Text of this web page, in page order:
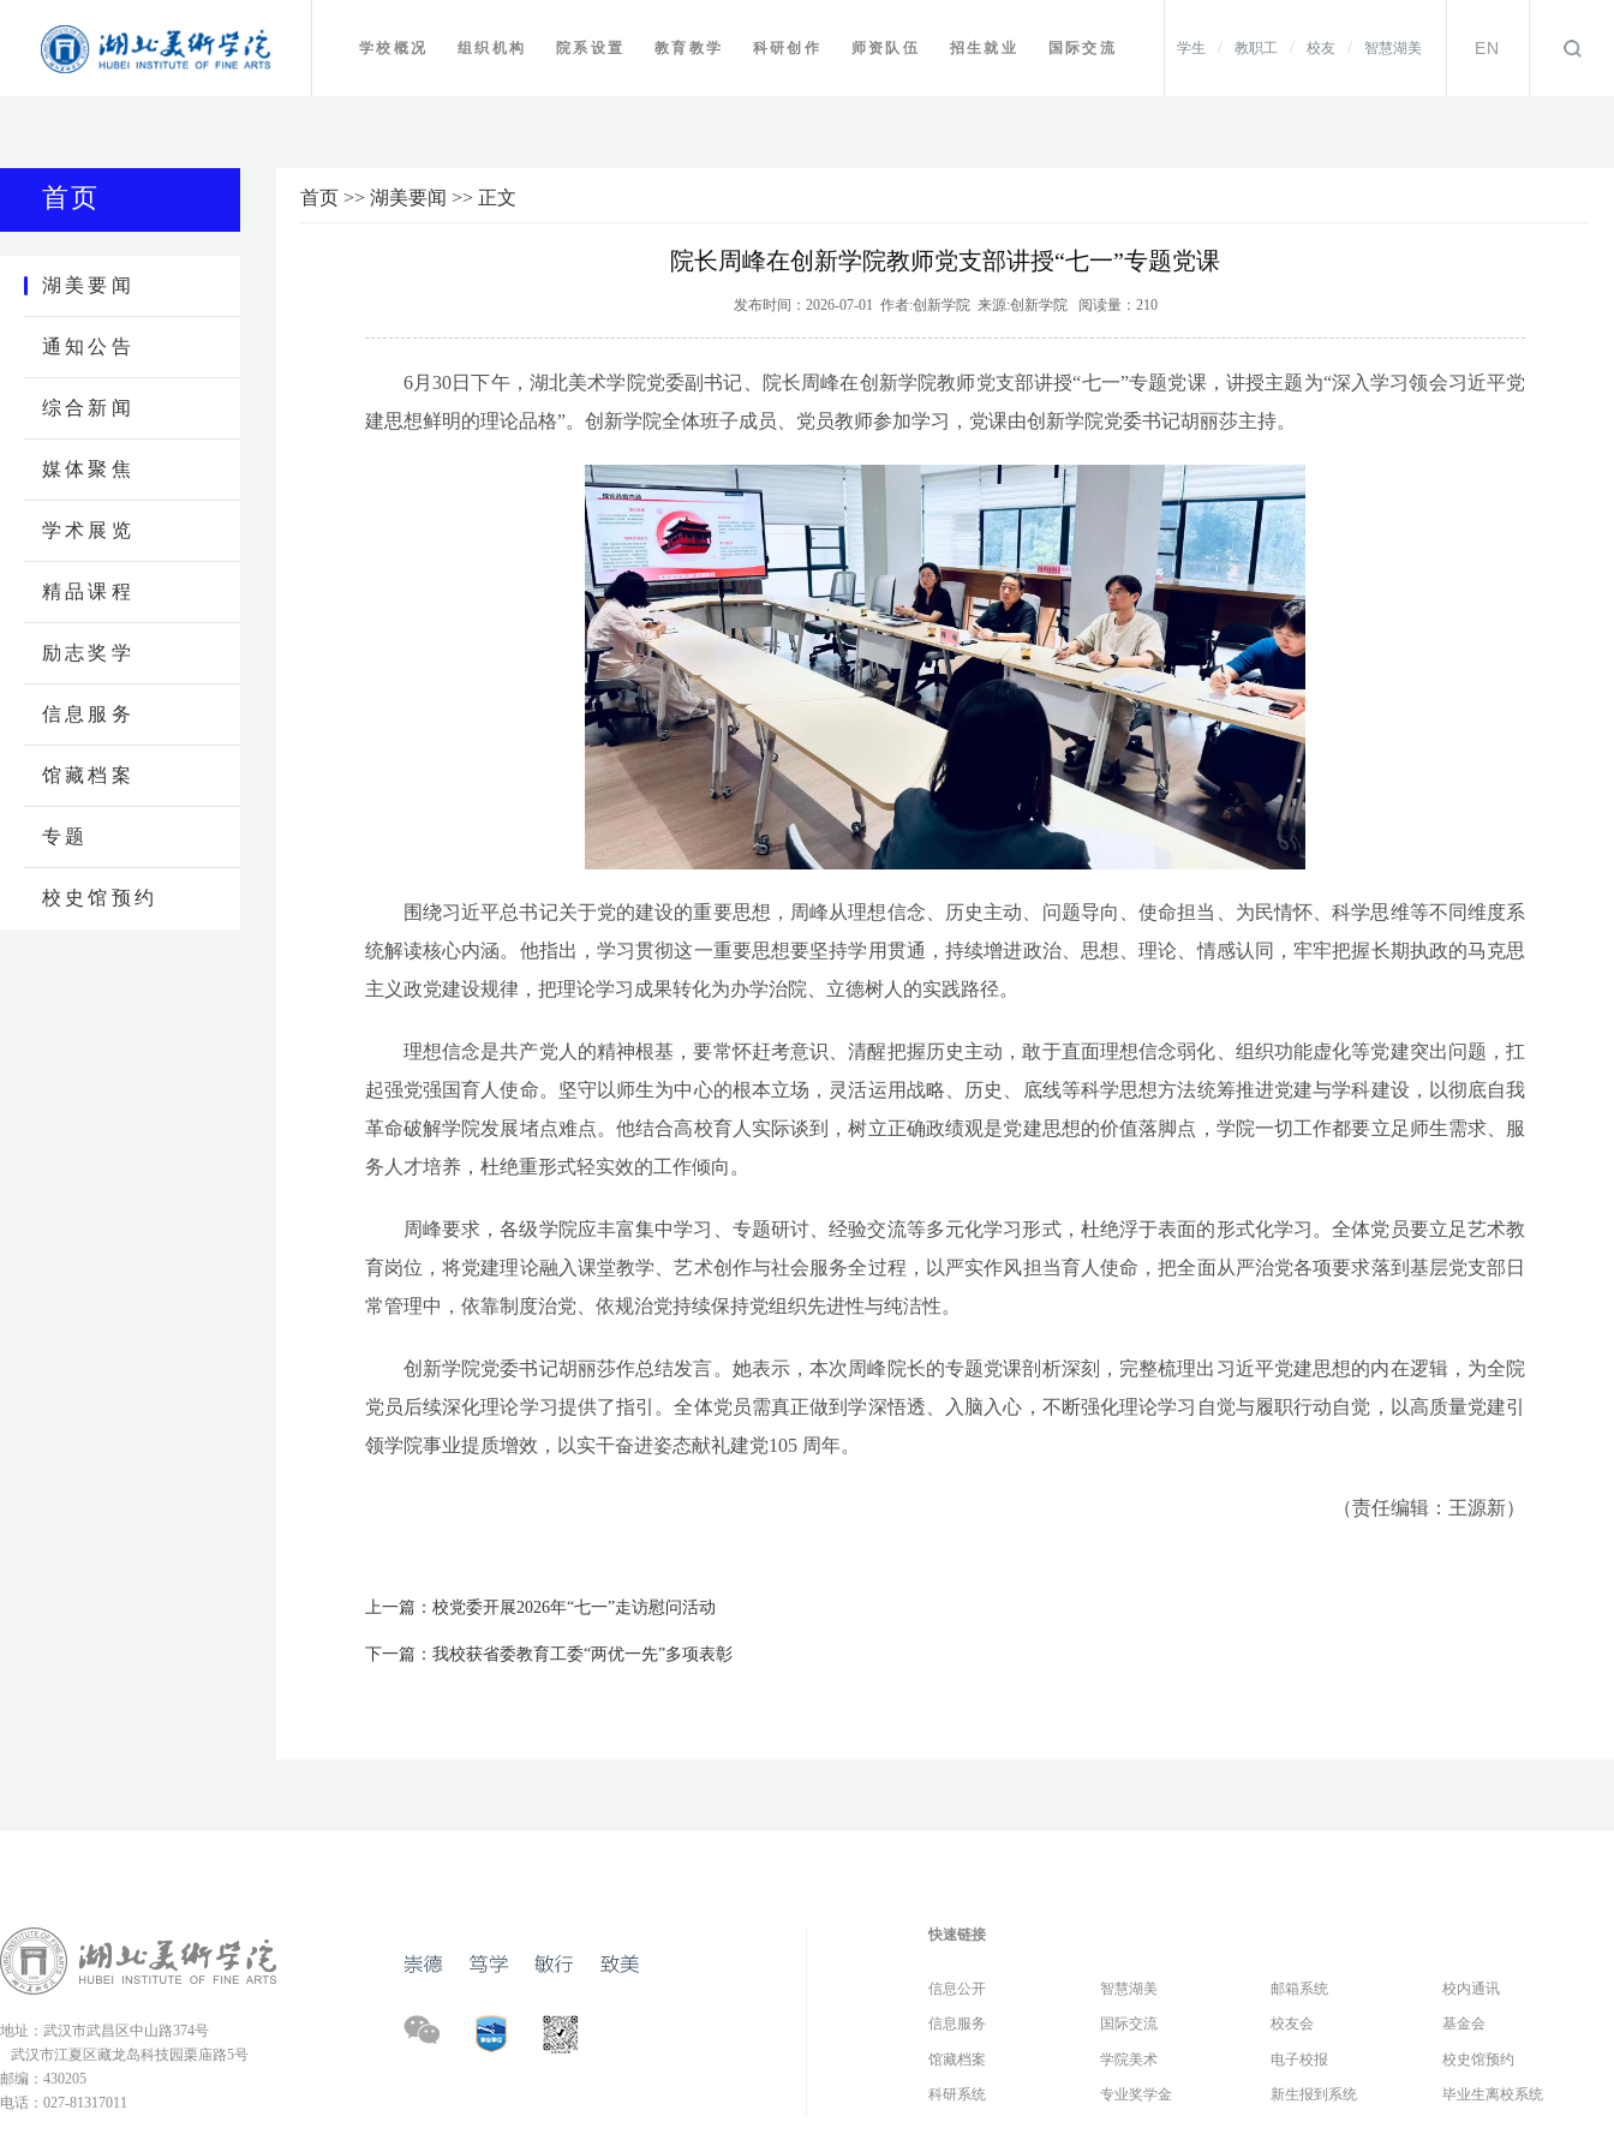
学校概况 组织机构 院系设置 教育教学 科研创作 师资队伍 招生就业 国际交流 学生 / 教职工 / 校友 / 智慧湖美 EN
首页
湖美要闻
通知公告
综合新闻
媒体聚焦
学术展览
精品课程
励志奖学
信息服务
馆藏档案
专题
校史馆预约
首页 >> 湖美要闻 >> 正文
院长周峰在创新学院教师党支部讲授“七一”专题党课
发布时间：2026-07-01 作者:创新学院 来源:创新学院 阅读量： 210
6月30日下午，湖北美术学院党委副书记、院长周峰在创新学院教师党支部讲授“七一”专题党课，讲授主题为“深入学习领会习近平党
建思想鲜明的理论品格”。创新学院全体班子成员、党员教师参加学习，党课由创新学院党委书记胡丽莎主持。
围绕习近平总书记关于党的建设的重要思想，周峰从理想信念、历史主动、问题导向、使命担当、为民情怀、科学思维等不同维度系
统解读核心内涵。他指出，学习贯彻这一重要思想要坚持学用贯通，持续增进政治、思想、理论、情感认同，牢牢把握长期执政的马克思
主义政党建设规律，把理论学习成果转化为办学治院、立德树人的实践路径。
理想信念是共产党人的精神根基，要常怀赶考意识、清醒把握历史主动，敢于直面理想信念弱化、组织功能虚化等党建突出问题，扛
起强党强国育人使命。坚守以师生为中心的根本立场，灵活运用战略、历史、底线等科学思想方法统筹推进党建与学科建设，以彻底自我
革命破解学院发展堵点难点。他结合高校育人实际谈到，树立正确政绩观是党建思想的价值落脚点，学院一切工作都要立足师生需求、服
务人才培养，杜绝重形式轻实效的工作倾向。
周峰要求，各级学院应丰富集中学习、专题研讨、经验交流等多元化学习形式，杜绝浮于表面的形式化学习。全体党员要立足艺术教
育岗位，将党建理论融入课堂教学、艺术创作与社会服务全过程，以严实作风担当育人使命，把全面从严治党各项要求落到基层党支部日
常管理中，依靠制度治党、依规治党持续保持党组织先进性与纯洁性。
创新学院党委书记胡丽莎作总结发言。她表示，本次周峰院长的专题党课剖析深刻，完整梳理出习近平党建思想的内在逻辑，为全院
党员后续深化理论学习提供了指引。全体党员需真正做到学深悟透、入脑入心，不断强化理论学习自觉与履职行动自觉，以高质量党建引
领学院事业提质增效，以实干奋进姿态献礼建党105 周年。
（责任编辑：王源新）
上一篇： 校党委开展2026年“七一”走访慰问活动
下一篇： 我校获省委教育工委“两优一先”多项表彰
地址：武汉市武昌区中山路374号
武汉市江夏区藏龙岛科技园栗庙路5号
邮编：430205
电话：027-81317011
快速链接
信息公开 智慧湖美 邮箱系统 校内通讯
信息服务 国际交流 校友会 基金会
馆藏档案 学院美术 电子校报 校史馆预约
科研系统 专业奖学金 新生报到系统 毕业生离校系统